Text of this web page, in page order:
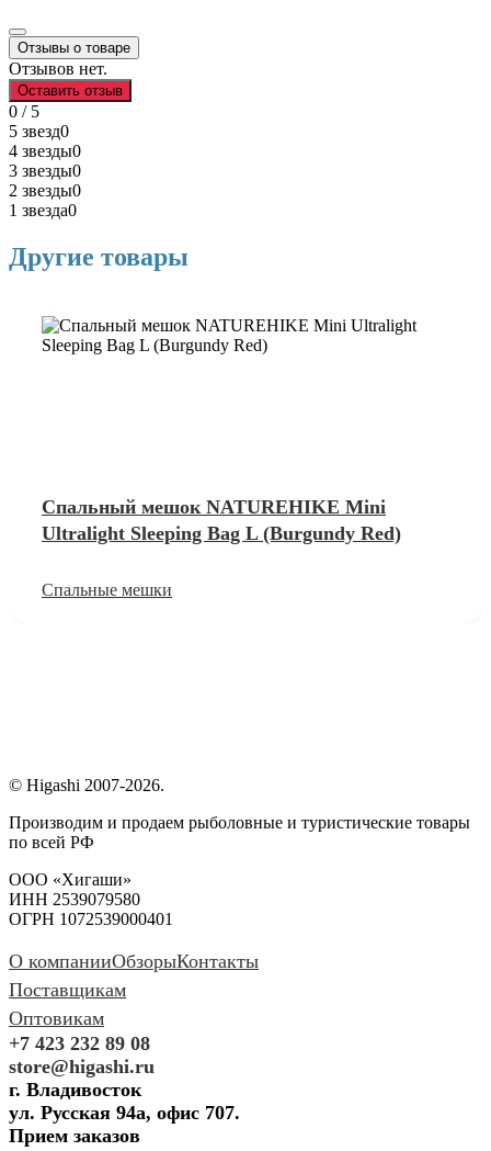
Отзывы о товаре
Отзывов нет.
Оставить отзыв
0 / 5
5 звезд0
4 звезды0
3 звезды0
2 звезды0
1 звезда0
Другие товары
Спальный мешок NATUREHIKE Mini
Ultralight Sleeping Bag L (Burgundy Red)
Спальные мешки
© Higashi 2007-2026.
Производим и продаем рыболовные и туристические товары
по всей РФ
ООО «Хигаши»
ИНН 2539079580
ОГРН 1072539000401
О компанииОбзорыКонтакты
Поставщикам
Оптовикам
+7 423 232 89 08
store@higashi.ru
г. Владивосток
ул. Русская 94а, офис 707.
Прием заказов